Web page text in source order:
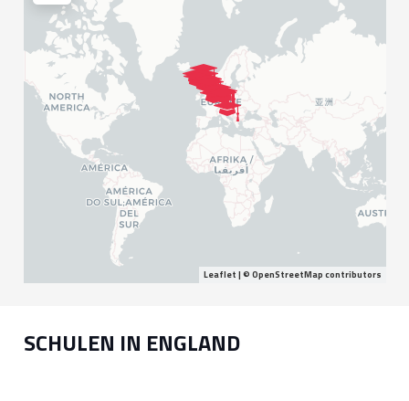
Leaflet | © OpenStreetMap contributors
SCHULEN IN ENGLAND